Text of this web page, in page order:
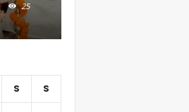
25
S S